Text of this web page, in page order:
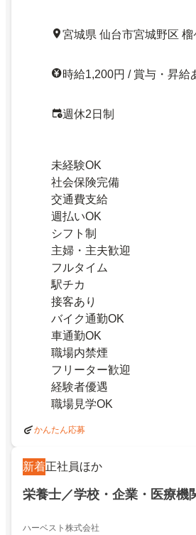
宮城県 仙台市宮城野区
時給1,200円 / 賞与・昇給
週休2日制
未経験OK
社会保険完備
交通費支給
週払いOK
シフト制
主婦・主夫歓迎
フルタイム
駅チカ
接客あり
バイク通勤OK
車通勤OK
職場内禁煙
フリーター歓迎
経験者優遇
職場見学OK
かんたん応募
新着正社員ほか
栄養士／学校・企業・医療機
ハーベスト株式会社